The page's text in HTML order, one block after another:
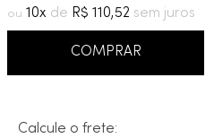
10 R$ 110,52
COMPRAR
Calcule o frete:
10º grafite escovado